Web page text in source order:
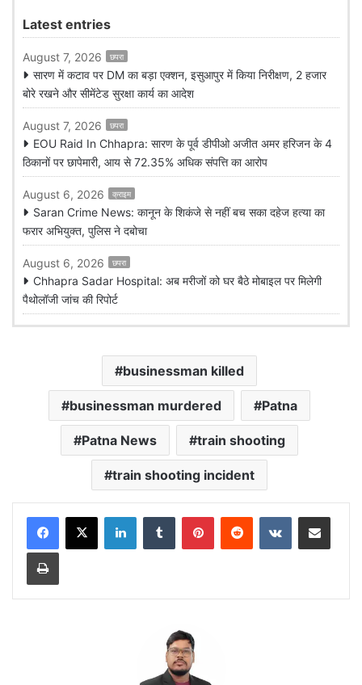
Latest entries
August 7, 2026 छपरा
सारण में कटाव पर DM का बड़ा एक्शन, इसुआपुर में किया निरीक्षण, 2 हजार
बोरे रखने और सीमेंटेड सुरक्षा कार्य का आदेश
August 7, 2026 छपरा
EOU Raid In Chhapra: सारण के पूर्व डीपीओ अजीत अमर हरिजन के 4
ठिकानों पर छापेमारी, आय से 72.35% अधिक संपत्ति का आरोप
August 6, 2026 क्राइम
Saran Crime News: कानून के शिकंजे से नहीं बच सका दहेज हत्या का
फरार अभियुक्त, पुलिस ने दबोचा
August 6, 2026 छपरा
Chhapra Sadar Hospital: अब मरीजों को घर बैठे मोबाइल पर मिलेगी
पैथोलॉजी जांच की रिपोर्ट
businessman killed
businessman murdered Patna
Patna News train shooting
train shooting incident
LinkedInTumblr PinterestReddit VKontakteShare via Email
Print